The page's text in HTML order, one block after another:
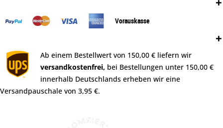
Vorauskasse
Ab einem Bestellwert von 150,00 € liefern wir
versandkostenfrei, bei Bestellungen unter 150,00 €
innerhalb Deutschlands erheben wir eine
Versandpauschale von 3,95 €.